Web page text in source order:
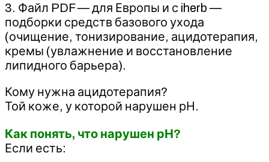
‌3. Файл PDF — для Европы и с iherb —
подборки средств базового ухода
(очищение, тонизирование, ацидотерапия,
кремы (увлажнение и восстановление
липидного барьера).
Кому нужна ацидотерапия?
‌Той коже, у которой нарушен рН.
‌Как понять, что нарушен рН?
‌Если есть: